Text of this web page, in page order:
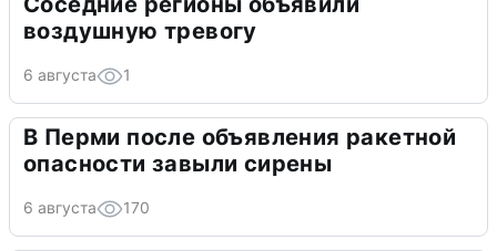
воздушную тревогу
6 августа 1
В Перми после объявления ракетной
опасности завыли сирены
6 августа 170